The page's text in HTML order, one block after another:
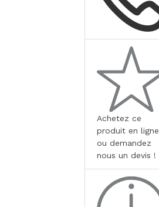
Achetez ce
produit en ligne
ou demandez
nous un devis !